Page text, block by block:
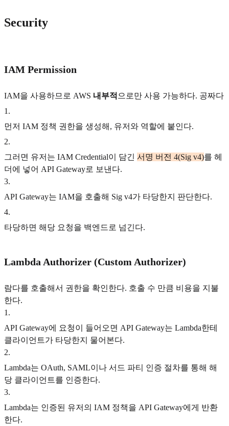
Security
IAM Permission
IAM을 사용하므로 AWS 내부적 으로만 사용 가능하다. 공짜다
1 .
먼저 IAM 정책 권한을 생성해, 유저와 역할에 붙인다.
2.
그러면 유저는 IAM Credential이 담긴 서명 버전 4(Sig v4)를 헤
더에 넣어 API Gateway로 보낸다.
3.
API Gateway는 IAM을 호출해 Sig v4가 타당한지 판단한다.
4.
타당하면 해당 요청을 백엔드로 넘긴다.
Lambda Authorizer (Custom Authorizer)
람다를 호출해서 권한을 확인한다. 호출 수 만큼 비용을 지불
한다.
1 .
API Gateway에 요청이 들어오면 API Gateway는 Lambda한테
클라이언트가 타당한지 물어본다.
2.
Lambda는 OAuth, SAML이나 서드 파티 인증 절차를 통해 해
당 클라이언트를 인증한다.
3.
Lambda는 인증된 유저의 IAM 정책을 API Gateway에게 반환
한다.